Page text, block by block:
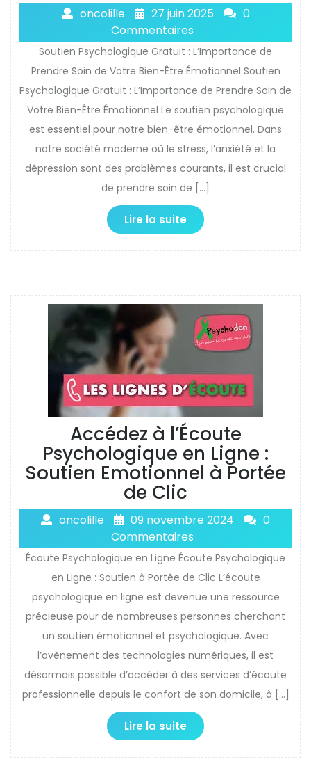
oncolille 27 juin 2025
0
Commentaires
Soutien Psychologique Gratuit : L’Importance de
Prendre Soin de Votre Bien-Être Émotionnel Soutien
Psychologique Gratuit : L’Importance de Prendre Soin de
Votre Bien-Être Émotionnel Le soutien psychologique
est essentiel pour notre bien-être émotionnel. Dans
notre société moderne où le stress, l’anxiété et la
dépression sont des problèmes courants, il est crucial
de prendre soin de […]
Lire la suite
Accédez à l’Écoute
Psychologique en Ligne :
Soutien Emotionnel à Portée
de Clic
oncolille 09 novembre 2024
0
Commentaires
Écoute Psychologique en Ligne Écoute Psychologique
en Ligne : Soutien à Portée de Clic L’écoute
psychologique en ligne est devenue une ressource
précieuse pour de nombreuses personnes cherchant
un soutien émotionnel et psychologique. Avec
l’avènement des technologies numériques, il est
désormais possible d’accéder à des services d’écoute
professionnelle depuis le confort de son domicile, à […]
Lire la suite